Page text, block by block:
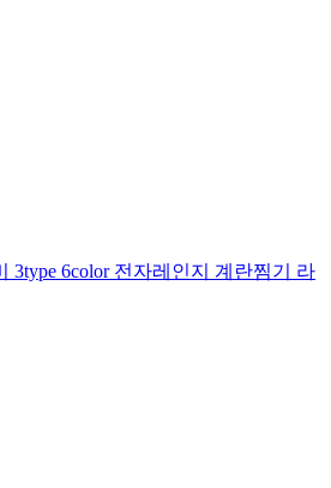
3type 6color 전자레인지 계란찜기 라